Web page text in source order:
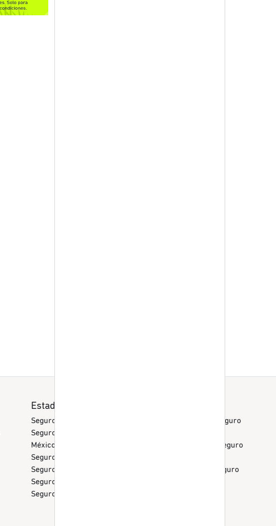
Estado / Ciudad
Seguro de auto CDMX
Seguro de auto Estado de
México
Seguro de auto Monterrey
Seguro de auto Jalisco
Seguro de auto Querétaro
Seguro de auto Cuernavaca
¿Cuánto cuesta un seguro
Requisitos para un seguro
Seguro por km vs seguro